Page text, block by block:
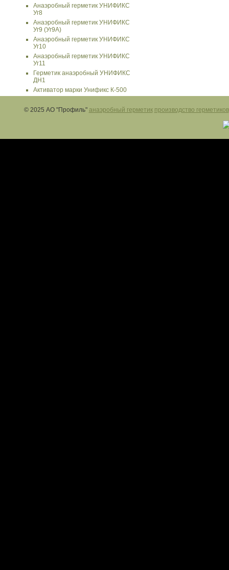
Анаэробный герметик УНИФИКС
Уг8
Анаэробный герметик УНИФИКС
Уг9 (Уг9А)
Анаэробный герметик УНИФИКС
Уг10
Анаэробный герметик УНИФИКС
Уг11
Герметик анаэробный УНИФИКС
ДН1
Активатор марки Унификс К-500
© 2025 АО "Профиль" анаэробный герметик производство герметиков